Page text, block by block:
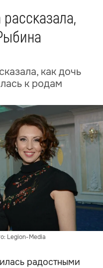
как дочь
к родам
Legion-Media
радостными